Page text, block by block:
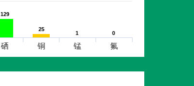
129
129
25
25
1
1 0
0
硒 铜 锰 氟